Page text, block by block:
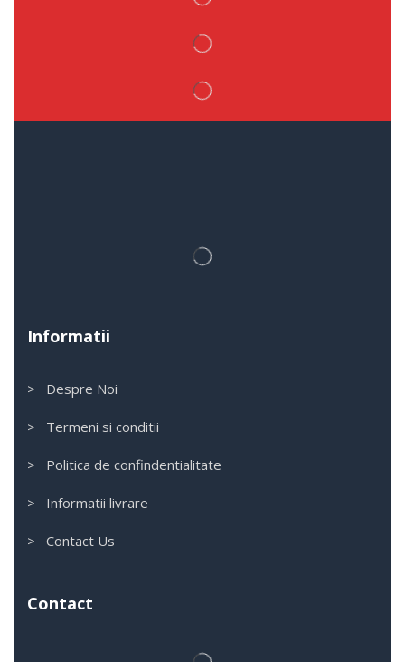
Informatii
> Despre Noi
> Termeni si conditii
> Politica de confindentialitate
> Informatii livrare
> Contact Us
Contact